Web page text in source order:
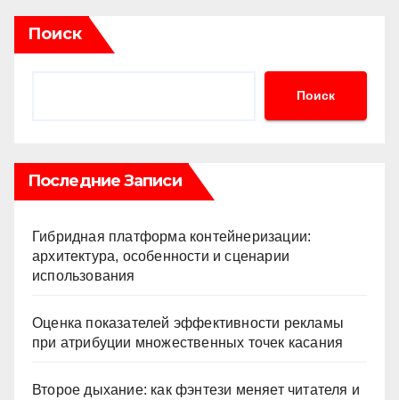
Поиск
Поиск
Последние Записи
Гибридная платформа контейнеризации:
архитектура, особенности и сценарии
использования
Оценка показателей эффективности рекламы
при атрибуции множественных точек касания
Второе дыхание: как фэнтези меняет читателя и